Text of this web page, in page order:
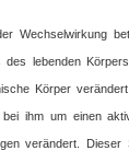
Wechselwirkung
des lebenden
Körper
ihm um einen
verändert.